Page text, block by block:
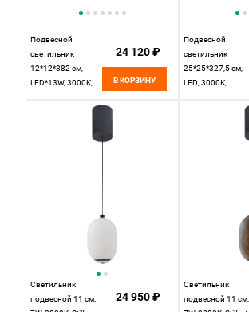
Подвесной
светильник
12*12*382 см,
LED*13W, 3000K,
24 120 ₽
В КОРЗИНУ
Подвесной
светильник
25*25*327,5 см,
LED, 3000К,
Светильник
подвесной 11 см,
24 950 ₽
Светильник
подвесной 11 см,